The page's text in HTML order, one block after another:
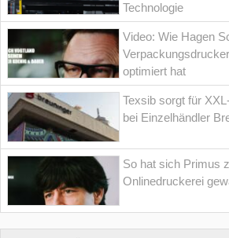
Technologie
Video: Wie Hagen
optimiert hat
Texsib sorgt für
bei Einzelhändler
So hat sich Primus
Onlinedruckerei